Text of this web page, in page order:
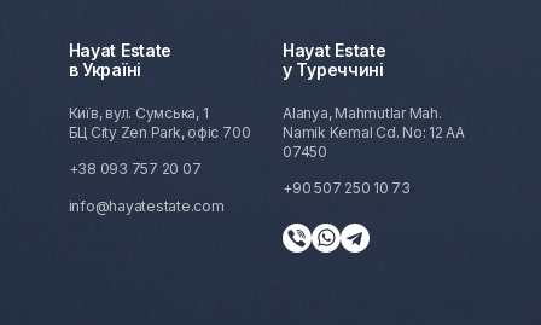
Hayat Estate
в Україні
Київ, вул. Сумська, 1
БЦ City Zen Park, офіс 700
+38 093 757 20 07
info@hayatestate.com
Hayat Estate
у Туреччині
Alanya, Mahmutlar Mah.
Namik Kemal Cd. No: 12 AA
07450
+90 507 250 10 73